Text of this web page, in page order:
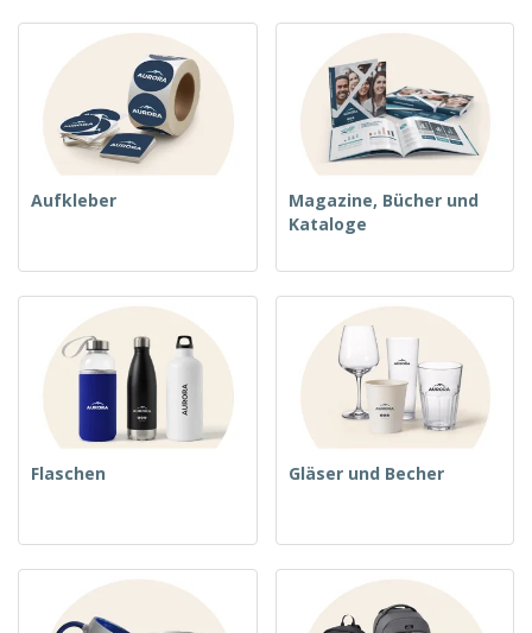
Aufkleber
Magazine, Bücher und
Kataloge
Flaschen Gläser und Becher